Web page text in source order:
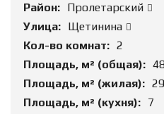
Район: Пролетарский
Улица: Щетинина
Кол-во комнат: 2
Площадь, м² (общая):
Площадь, м² (жилая): 29
Площадь, м² (кухня): 7